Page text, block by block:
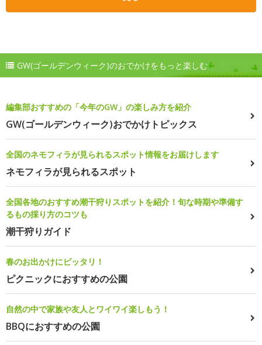
GW(ゴールデンウィーク)のおでかけをもっと楽しむ
編集部おすすめの「今年のGW」の楽しみ方を紹介
GW(ゴールデンウィーク)おでかけトピックス
全国のネモフィラが見られるスポット情報をお届けします
ネモフィラが見られるスポット
全国各地のおすすめ潮干狩りスポットを紹介！旬な時期や準備す
るもの採り方のコツも
潮干狩りガイド
春のお出かけにピッタリ！
ピクニックにおすすめの公園
自然の中で家族や友人とワイワイ楽しもう！
BBQにおすすめの公園